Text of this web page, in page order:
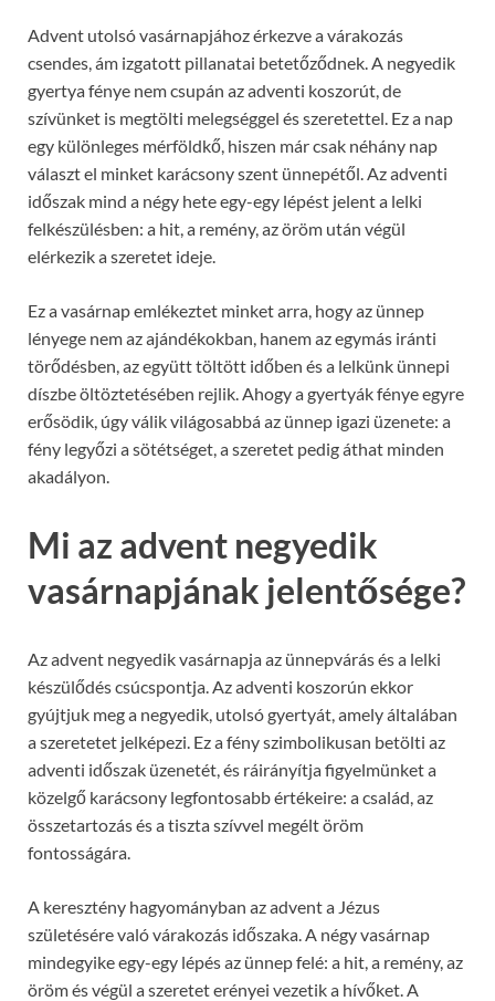
Advent utolsó vasárnapjához érkezve a várakozás
csendes, ám izgatott pillanatai betetőződnek. A negyedik
gyertya fénye nem csupán az adventi koszorút, de
szívünket is megtölti melegséggel és szeretettel. Ez a nap
egy különleges mérföldkő, hiszen már csak néhány nap
választ el minket karácsony szent ünnepétől. Az adventi
időszak mind a négy hete egy-egy lépést jelent a lelki
felkészülésben: a hit, a remény, az öröm után végül
elérkezik a szeretet ideje.
Ez a vasárnap emlékeztet minket arra, hogy az ünnep
lényege nem az ajándékokban, hanem az egymás iránti
törődésben, az együtt töltött időben és a lelkünk ünnepi
díszbe öltöztetésében rejlik. Ahogy a gyertyák fénye egyre
erősödik, úgy válik világosabbá az ünnep igazi üzenete: a
fény legyőzi a sötétséget, a szeretet pedig áthat minden
akadályon.
Mi az advent negyedik
vasárnapjának jelentősége?
Az advent negyedik vasárnapja az ünnepvárás és a lelki
készülődés csúcspontja. Az adventi koszorún ekkor
gyújtjuk meg a negyedik, utolsó gyertyát, amely általában
a szeretetet jelképezi. Ez a fény szimbolikusan betölti az
adventi időszak üzenetét, és ráirányítja figyelmünket a
közelgő karácsony legfontosabb értékeire: a család, az
összetartozás és a tiszta szívvel megélt öröm
fontosságára.
A keresztény hagyományban az advent a Jézus
születésére való várakozás időszaka. A négy vasárnap
mindegyike egy-egy lépés az ünnep felé: a hit, a remény, az
öröm és végül a szeretet erényei vezetik a hívőket. A